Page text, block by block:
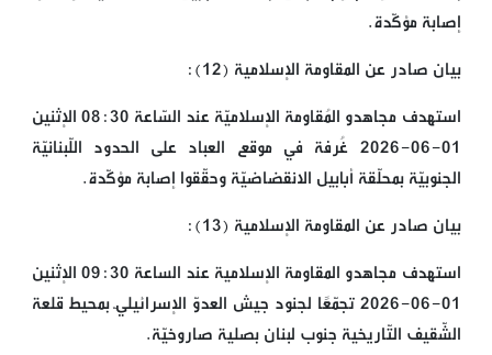
إصابة مؤكّدة.
بيان صادر عن المقاومة الإسلامية (12):
استهدف مجاهدو المُقاومة الإسلاميّة عند السّاعة 08:30 الإثنين
01-06-2026 غُرفة في موقع العباد على الحدود اللّبنانيّة
الجنوبيّة بمحلّقة أبابيل الانقضاضيّة وحقّقوا إصابة مؤكّدة.
بيان صادر عن المقاومة الإسلامية (13):
استهدف مجاهدو المقاومة الإسلامية عند الساعة 09:30 الإثنين
01-06-2026 تجمّعًا لجنود جيش العدوّ الإسرائيليّ بمحيط قلعة
الشّقيف التّاريخية جنوب لبنان بصلية صاروخيّة.